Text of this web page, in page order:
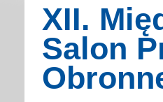
XII.
Salon